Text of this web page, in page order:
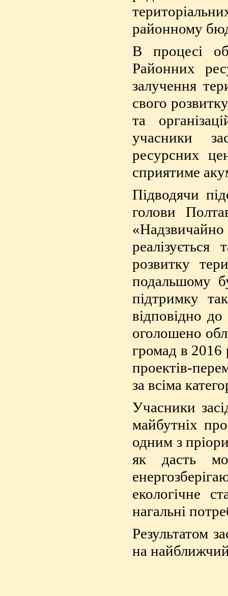
районному
В процесі
Районних
залучення
свого
та
учасники
ресурсних
сприятиме
Підводячи
голови
розвитку
подальшому
підтримку
відповідно
оголошено
громад в 2016
проектів-
за всіма
Учасники
майбутніх
одним з
як дасть
екологічне
нагальні
Результатом
на